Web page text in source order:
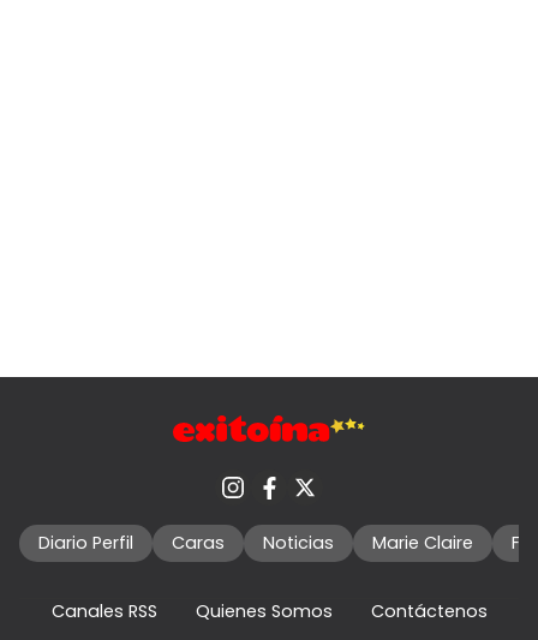
Diario Perfil Caras Noticias Marie Claire
Canales RSS Quienes Somos
Contáctenos